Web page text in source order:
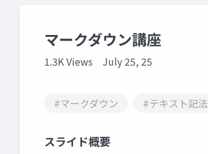
マークダウン講座
1.3K Views July 25, 25
#マークダウン #テキスト記法
スライド概要